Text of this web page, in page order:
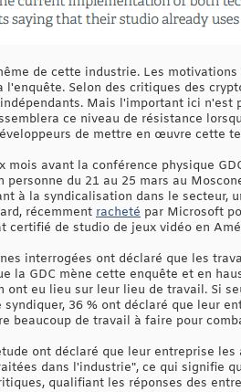
de cette industrie. Les
Selon des critiques des
Mais l'important ici n'est
ce niveau de résistance
de mettre en œuvre cette
mois avant la conférence physique
du 21 au 25 mars au
à la syndicalisation dans le secteur,
récemment racheté par Microsoft
certifié de studio de jeux vidéo en
interrogées ont déclaré que les
la GDC mène cette enquête et en
ont eu lieu sur leur lieu de travail. Si
36 % ont déclaré que leur
beaucoup de travail à faire pour
ont déclaré que leur entreprise
dans l'industrie", ce qui signifie
qualifiant les réponses des